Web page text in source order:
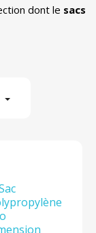
dont le sacs
prix